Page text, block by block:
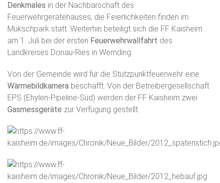
Denkmales in der Nachbarschaft des
Feuerwehrgerätehauses; die Feierlichkeiten finden im
Mükschpark statt. Weiterhin beteiligt sich die FF Kaisheim
am 1. Juli bei der ersten Feuerwehrwallfahrt des
Landkreises Donau-Ries in Wemding.
Von der Gemeinde wird für die Stützpunktfeuerwehr eine
Wärmebildkamera beschafft. Von der Betreibergesellschaft
EPS (Ehylen-Pipeline-Süd) werden der FF Kaisheim zwei
Gasmessgeräte zur Verfügung gestellt.